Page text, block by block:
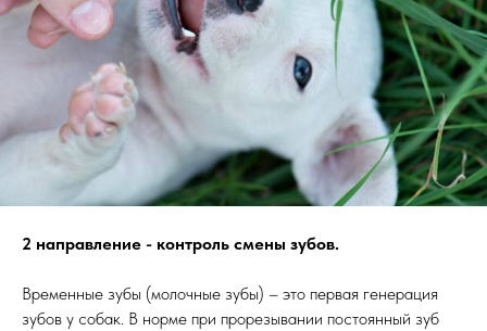
2 направление - контроль смены зубов.
Временные зубы (молочные зубы) – это первая генерация
зубов у собак. В норме при прорезывании постоянный зуб